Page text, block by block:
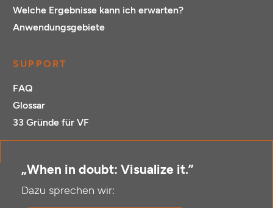
Welche Ergebnisse kann ich erwarten?
Anwendungsgebiete
SUPPORT
FAQ
Glossar
33 Gründe für VF
„When in doubt: Visualize it.”
Dazu sprechen wir: